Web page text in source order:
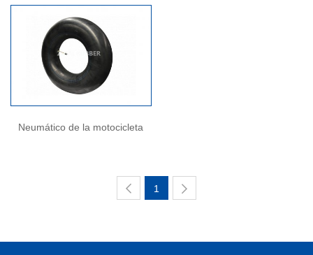
automóvil
Neumático de la motocicleta
1